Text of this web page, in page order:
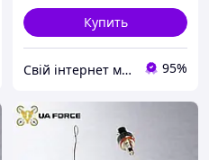
Купить
Свій інтернет магазин 95%